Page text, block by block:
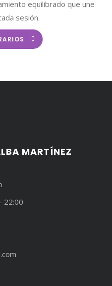
equilibrado que une
sesión.
MARTÍNEZ
22:00